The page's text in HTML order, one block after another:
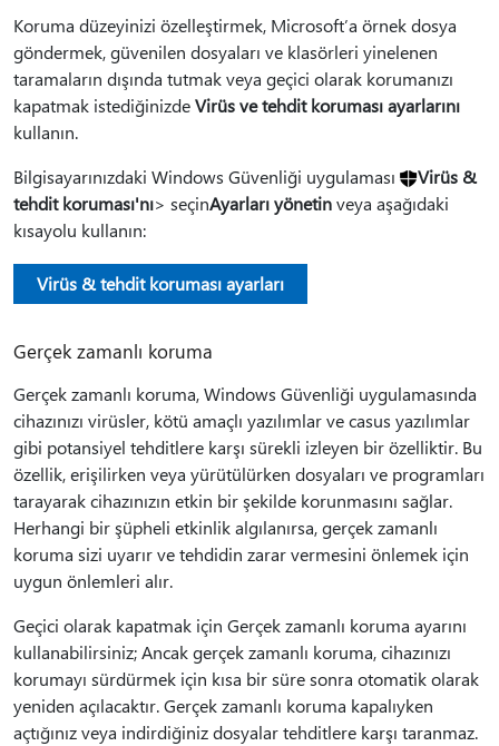
Koruma düzeyinizi özelleştirmek, Microsoft’a örnek dosya
göndermek, güvenilen dosyaları ve klasörleri yinelenen
taramaların dışında tutmak veya geçici olarak korumanızı
kapatmak istediğinizdeVirüs ve tehdit koruması ayarlarını
kullanın.
Bilgisayarınızdaki Windows Güvenliği uygulaması
Virüs &
tehdit koruması'nı> seçinAyarları yönetinveya aşağıdaki
kısayolu kullanın:
Virüs & tehdit koruması ayarları
Gerçek zamanlı koruma
Gerçek zamanlı koruma, Windows Güvenliği uygulamasında
cihazınızı virüsler, kötü amaçlı yazılımlar ve casus yazılımlar
gibi potansiyel tehditlere karşı sürekli izleyen bir özelliktir. Bu
özellik, erişilirken veya yürütülürken dosyaları ve programları
tarayarak cihazınızın etkin bir şekilde korunmasını sağlar.
Herhangi bir şüpheli etkinlik algılanırsa, gerçek zamanlı
koruma sizi uyarır ve tehdidin zarar vermesini önlemek için
uygun önlemleri alır.
Geçici olarak kapatmak için Gerçek zamanlı koruma ayarını
kullanabilirsiniz; Ancak gerçek zamanlı koruma, cihazınızı
korumayı sürdürmek için kısa bir süre sonra otomatik olarak
yeniden açılacaktır. Gerçek zamanlı koruma kapalıyken
açtığınız veya indirdiğiniz dosyalar tehditlere karşı taranmaz.